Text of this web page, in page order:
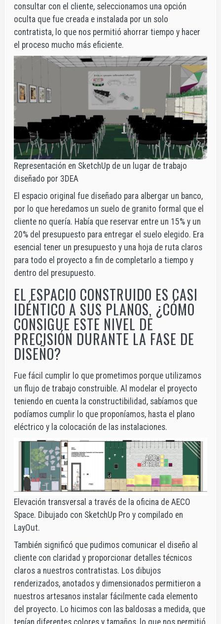
consultar con el cliente, seleccionamos una opción
oculta que fue creada e instalada por un solo
contratista, lo que nos permitió ahorrar tiempo y hacer
el proceso mucho más eficiente.
Representación en SketchUp de un lugar de trabajo
diseñado por 3DEA
El espacio original fue diseñado para albergar un banco,
por lo que heredamos un suelo de granito formal que el
cliente no quería. Había que reservar entre un 15% y un
20% del presupuesto para entregar el suelo elegido. Era
esencial tener un presupuesto y una hoja de ruta claros
para todo el proyecto a fin de completarlo a tiempo y
dentro del presupuesto.
EL ESPACIO CONSTRUIDO ES CASI
IDÉNTICO A SUS PLANOS, ¿CÓMO
CONSIGUE ESTE NIVEL DE
PRECISIÓN DURANTE LA FASE DE
DISEÑO?
Fue fácil cumplir lo que prometimos porque utilizamos
un flujo de trabajo construible. Al modelar el proyecto
teniendo en cuenta la constructibilidad, sabíamos que
podíamos cumplir lo que proponíamos, hasta el plano
eléctrico y la colocación de las instalaciones.
Elevación transversal a través de la oficina de AECO
Space. Dibujado con SketchUp Pro y compilado en
LayOut.
También significó que pudimos comunicar el diseño al
cliente con claridad y proporcionar detalles técnicos
claros a nuestros contratistas. Los dibujos
renderizados, anotados y dimensionados permitieron a
nuestros artesanos instalar fácilmente cada elemento
del proyecto. Lo hicimos con las baldosas a medida, que
tenían diferentes colores y tamaños, lo que nos permitió